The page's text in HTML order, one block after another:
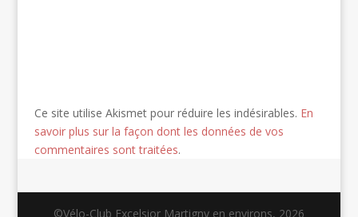
Ce site utilise Akismet pour réduire les indésirables. En
savoir plus sur la façon dont les données de vos
commentaires sont traitées.
©Vélo-Club Excelsior Martigny en environs, 2026